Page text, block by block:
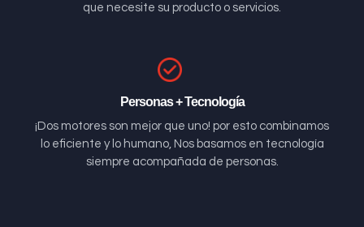
que necesite su producto o servicios.
Personas + Tecnología
¡Dos motores son mejor que uno! por esto combinamos
lo eficiente y lo humano, Nos basamos en tecnología
siempre acompañada de personas.